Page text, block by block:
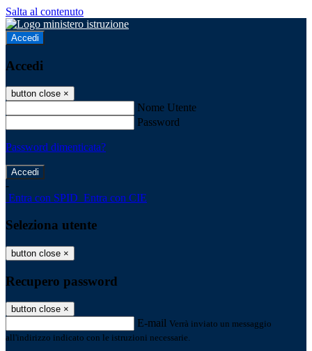
Salta al contenuto
Accedi
Accedi
button close ×
Nome Utente
Password
Password dimenticata?
-
Entra con SPID Entra con CIE
Seleziona utente
button close ×
Recupero password
button close ×
E-mail Verrà inviato un messaggio
all'indirizzo indicato con le istruzioni necessarie.